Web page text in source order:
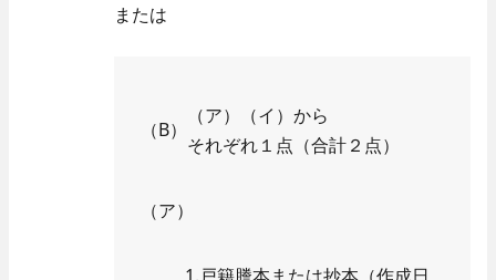
または
（B）
（ア）（イ）から
それぞれ１点（合計２点）
（ア）